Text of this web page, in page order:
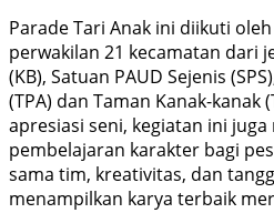
Parade Tari Anak ini diikuti
perwakilan 21 kecamatan dari
(KB), Satuan PAUD Sejenis
(TPA) dan Taman Kanak-kanak
apresiasi seni, kegiatan ini
pembelajaran karakter bagi
sama tim, kreativitas, dan
menampilkan karya terbaik